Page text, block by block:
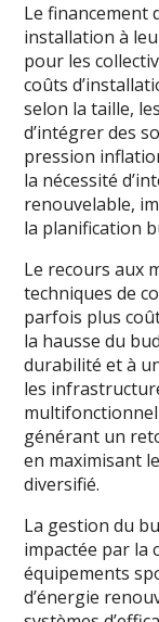
Le financement
installation à
pour les
coûts
selon la taille,
d’intégrer des
pression
la nécessité
renouvelable,
la planification
Le recours aux
techniques de
parfois plus
la hausse du
durabilité et à
les
générant un
en maximisant
diversifié.
La gestion du
impactée par la
équipements
d’énergie